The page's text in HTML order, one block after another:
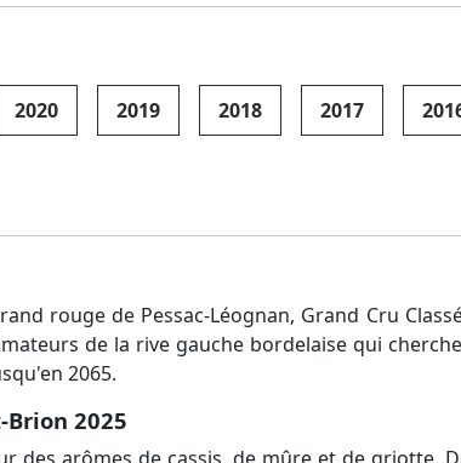
2020 2019 2018 2017
rouge de Pessac-Léognan, Grand Cru
de la rive gauche bordelaise qui
2065.
2025